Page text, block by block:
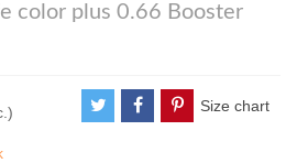
color plus 0.66 Booster
Size chart